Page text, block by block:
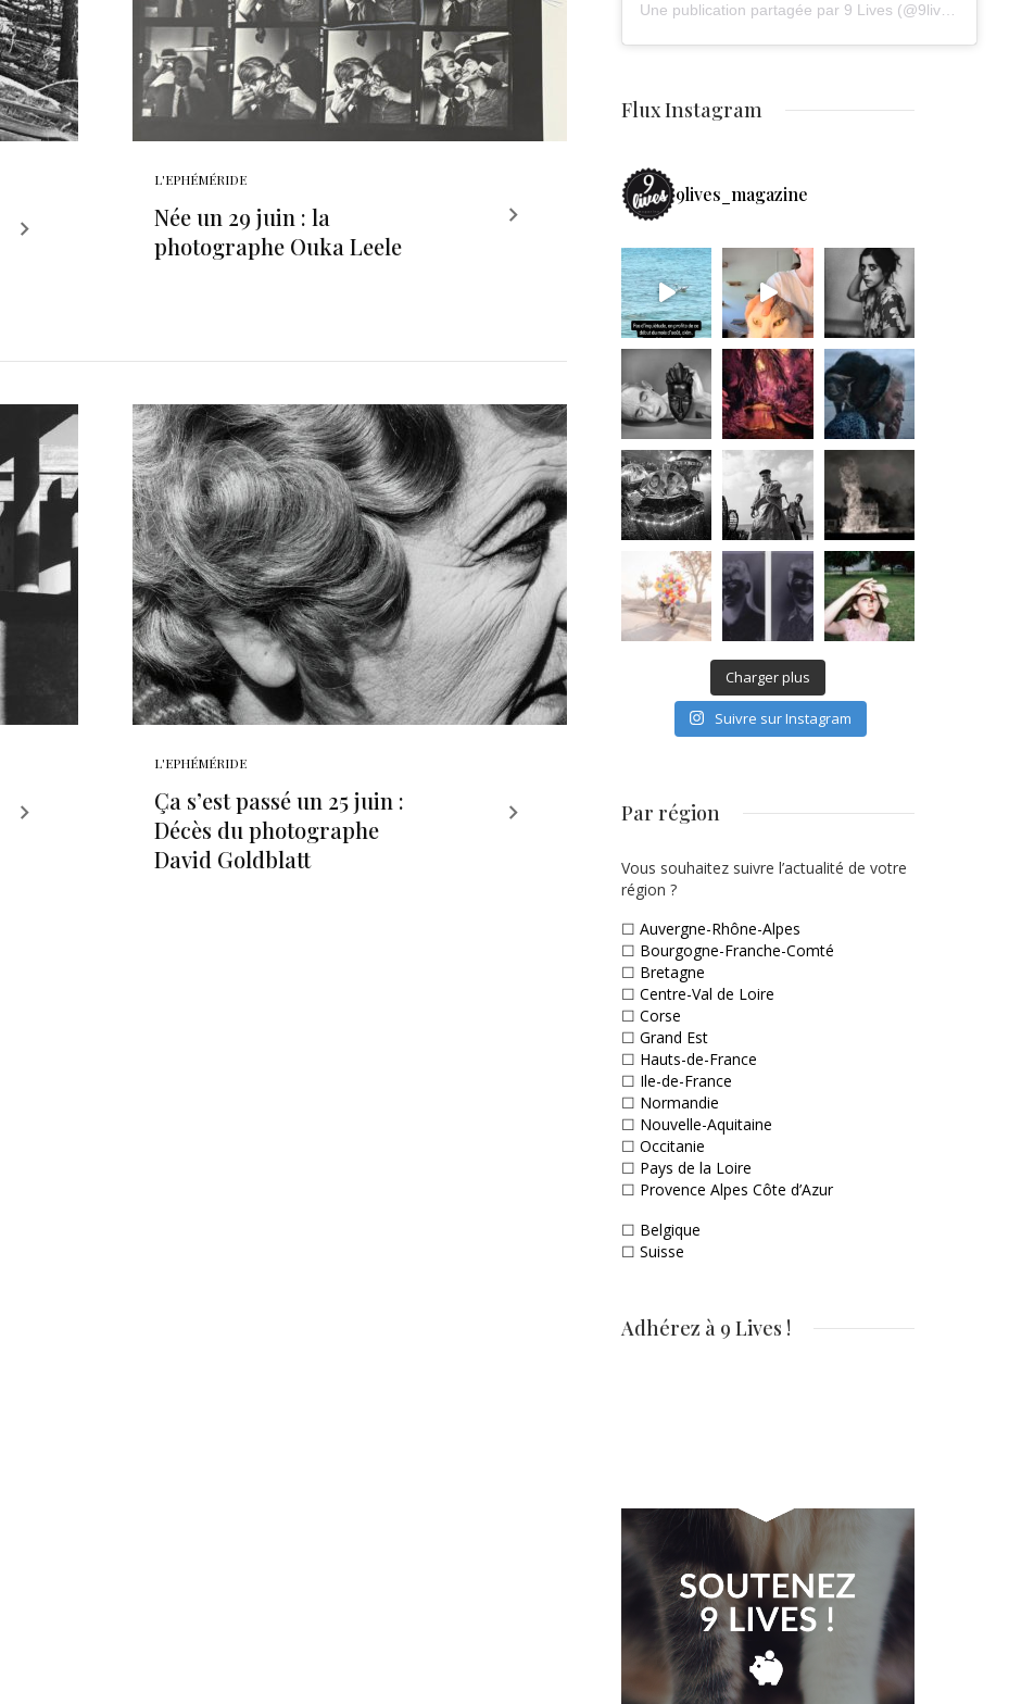
L'EPHÉMÉRIDE
Née un 29 juin : la
photographe Ouka Leele
L'EPHÉMÉRIDE
Ça s’est passé un 25 juin :
Décès du photographe
David Goldblatt
Flux Instagram
9lives_magazine
Charger plus
Suivre sur Instagram
Par région
Vous souhaitez suivre l’actualité de votre
région ?
☐ Auvergne-Rhône-Alpes
☐ Bourgogne-Franche-Comté
☐ Bretagne
☐ Centre-Val de Loire
☐ Corse
☐ Grand Est
☐ Hauts-de-France
☐ Ile-de-France
☐ Normandie
☐ Nouvelle-Aquitaine
☐ Occitanie
☐ Pays de la Loire
☐ Provence Alpes Côte d’Azur
☐ Belgique
☐ Suisse
Adhérez à 9 Lives !